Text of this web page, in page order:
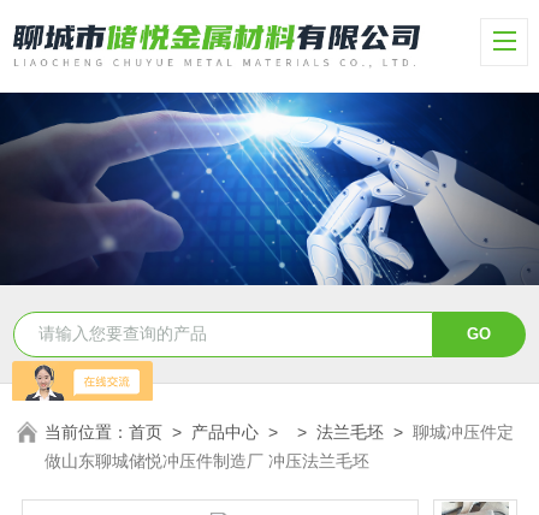
当前位置：首页 > 产品中心 > >法兰毛坯 >聊城冲压件定
做山东聊城储悦冲压件制造厂 冲压法兰毛坯